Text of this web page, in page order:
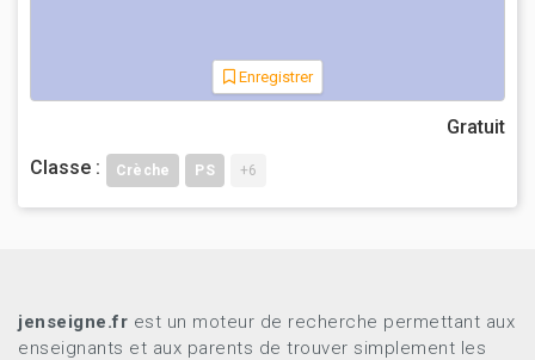
Enregistrer
Gratuit
Classe :
Crèche PS +6
jenseigne.fr est un moteur de recherche permettant aux
enseignants et aux parents de trouver simplement les